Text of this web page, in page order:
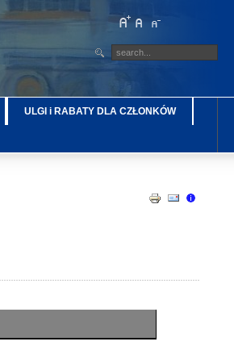
ULGI i RABATY DLA CZŁONKÓW